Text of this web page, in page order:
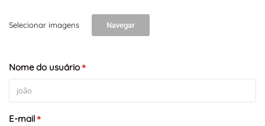
Selecionar imagens Navegar
Nome do usuário*
E-mail*